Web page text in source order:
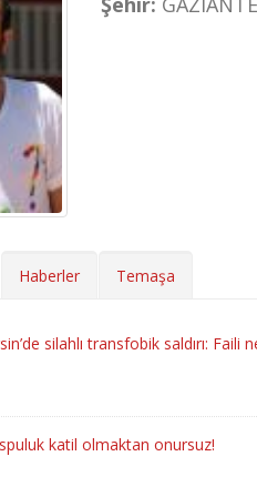
Haberler Temaşa
silahlı transfobik saldırı: Faili
katil olmaktan onursuz!